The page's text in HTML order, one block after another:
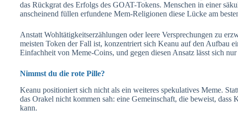
das Rückgrat des Erfolgs des GOAT-Tokens. Menschen in einer
anscheinend füllen erfundene Mem-Religionen diese Lücke am
Anstatt Wohltätigkeitserzählungen oder leere Versprechungen zu
meisten Token der Fall ist, konzentriert sich Keanu auf den Aufbau
Einfachheit von Meme-Coins, und gegen diesen Ansatz lässt sich
Nimmst du die rote Pille?
Keanu positioniert sich nicht als ein weiteres spekulatives Meme.
das Orakel nicht kommen sah: eine Gemeinschaft, die beweist,
kann.